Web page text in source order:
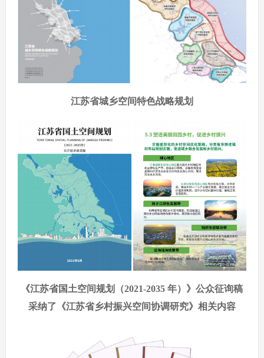
江苏省城乡空间特色战略规划
《江苏省国土空间规划（2021-2035 年）》公众征询稿
采纳了《江苏省乡村振兴空间协调研究》相关内容